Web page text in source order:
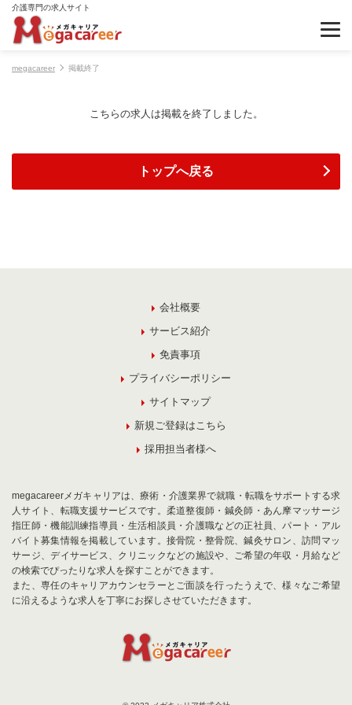
介護専門の求人サイト
megacareer 掲載終了
こちらの求人は掲載を終了しました。
トップへ戻る
会社概要
サービス紹介
免責事項
プライバシーポリシー
サイトマップ
新規ご登録はこちら
採用担当者様へ
megacareerメガキャリアは、療術・介護業界で就職・転職をサポートする求
人サイト、転職支援サービスです。柔道整復師・鍼灸師・あん摩マッサージ
指圧師・機能訓練指導員・生活相談員・介護職などの正社員、パート・アル
バイト募集情報を掲載しています。接骨院・整骨院、鍼灸サロン、訪問マッ
サージ、デイサービス、クリニックなどの施設や、ご希望の年収・月給など
の検索でぴったりな求人を探すことができます。
また、専任のキャリアカウンセラーとご面談を行ったうえで、様々なご希望
に沿えるような求人を丁寧にお探しさせていただきます。